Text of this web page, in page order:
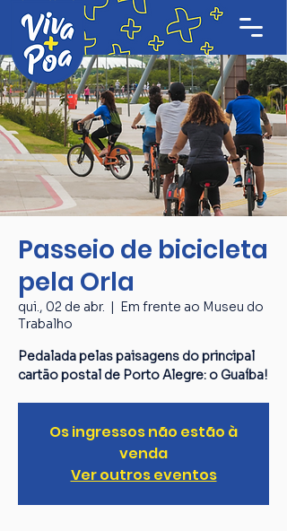
Passeio de bicicleta
pela Orla
qui., 02 de abr.
  |
Em frente ao Museu do
Trabalho
Pedalada pelas paisagens do principal
cartão postal de Porto Alegre: o Guaíba!
Os ingressos não estão à
venda
Ver outros eventos